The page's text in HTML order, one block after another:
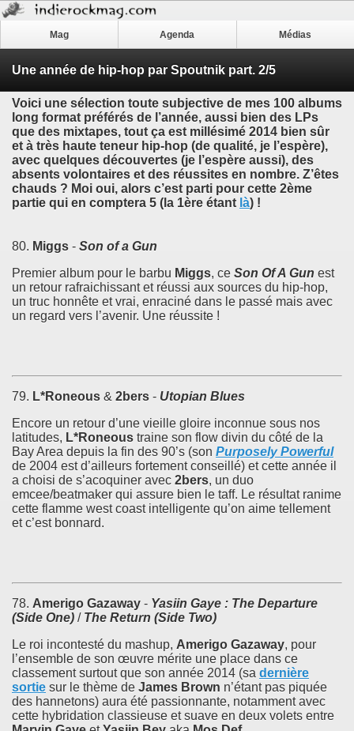
Mag Agenda Médias
Une année de hip-hop par Spoutnik part. 2/5
Voici une sélection toute subjective de mes 100 albums
long format préférés de l’année, aussi bien des LPs
que des mixtapes, tout ça est millésimé 2014 bien sûr
et à très haute teneur hip-hop (de qualité, je l’espère),
avec quelques découvertes (je l’espère aussi), des
absents volontaires et des réussites en nombre. Z’êtes
chauds ? Moi oui, alors c’est parti pour cette 2ème
partie qui en comptera 5 (la 1ère étant là) !
80. Miggs - Son of a Gun
Premier album pour le barbu Miggs, ce Son Of A Gun est
un retour rafraichissant et réussi aux sources du hip-hop,
un truc honnête et vrai, enraciné dans le passé mais avec
un regard vers l’avenir. Une réussite !
79. L*Roneous & 2bers - Utopian Blues
Encore un retour d’une vieille gloire inconnue sous nos
latitudes, L*Roneous traine son flow divin du côté de la
Bay Area depuis la fin des 90’s (son Purposely Powerful
de 2004 est d’ailleurs fortement conseillé) et cette année il
a choisi de s’acoquiner avec 2bers, un duo
emcee/beatmaker qui assure bien le taff. Le résultat ranime
cette flamme west coast intelligente qu’on aime tellement
et c’est bonnard.
78. Amerigo Gazaway - Yasiin Gaye : The Departure
(Side One) / The Return (Side Two)
Le roi incontesté du mashup, Amerigo Gazaway, pour
l’ensemble de son œuvre mérite une place dans ce
classement surtout que son année 2014 (sa dernière
sortie sur le thème de James Brown n’étant pas piquée
des hannetons) aura été passionnante, notamment avec
cette hybridation classieuse et suave en deux volets entre